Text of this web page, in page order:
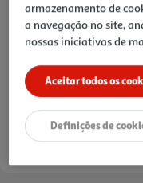
armazenamento de
a navegação no site,
nossas iniciativas de
Aceitar todos os
Definições de